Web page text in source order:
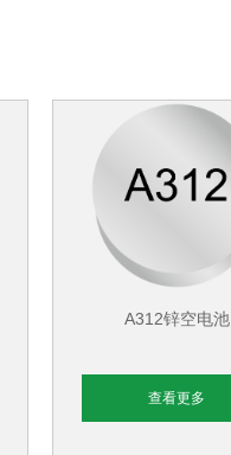
A312锌空电池
查看更多